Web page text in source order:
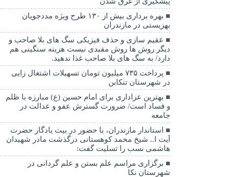
بهره برداری بیش از ۱۳۰ طرح ویژه مددجویان
بهزیستی در مازندران
عقیم سازی و حذف فیزیکی سگ های بلا صاحب و
دیگر روش ها روش مفیدی نیست هزینه سنگینی هم
دارد/ به سگ های بلا صاحب غذا ندهید.
پرداخت ۷۳۵ میلیون تومان تسهیلات اشتغال زایی
در شهرستان تنکابن
بهترین عزاداری برای امام حسین (ع) مبارزه با ظلم
و فساد است/ ضرورت گسترش عفو و عدالت در
جامعه
استاندار مازندران، با حضور در بیت یادگار حضرت
آیت ا.. شیخ محمد کوهستانی درگذشت مادر شهیدان
هاشمی نسب را تسلیت گفت:
برگزاری مراسم علم بستن و علم گردانی در
شهرستان نکا